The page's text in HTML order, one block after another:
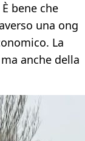
bene che
una ong
La
anche della